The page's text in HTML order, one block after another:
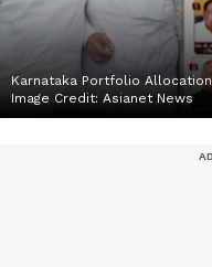
Karnataka Portfolio Allocation
Image Credit: Asianet News